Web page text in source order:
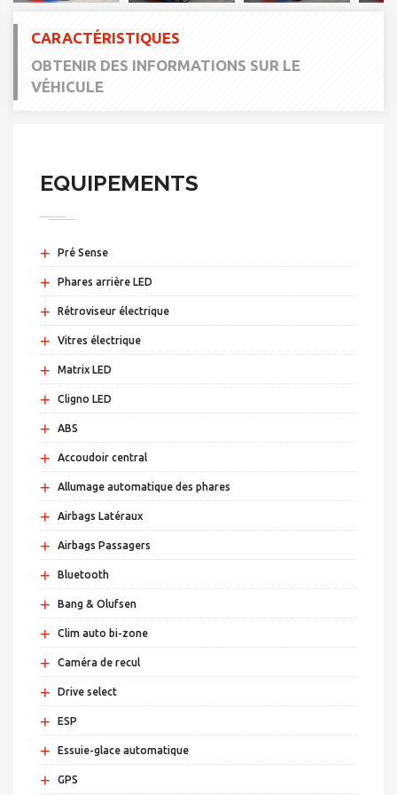
CARACTÉRISTIQUES
OBTENIR DES INFORMATIONS SUR LE
VÉHICULE
EQUIPEMENTS
+ Pré Sense
+ Phares arrière LED
+ Rétroviseur électrique
+ Vitres électrique
+ Matrix LED
+ Cligno LED
+ ABS
+ Accoudoir central
+ Allumage automatique des phares
+ Airbags Latéraux
+ Airbags Passagers
+ Bluetooth
+ Bang & Olufsen
+ Clim auto bi-zone
+ Caméra de recul
+ Drive select
+ ESP
+ Essuie-glace automatique
+ GPS